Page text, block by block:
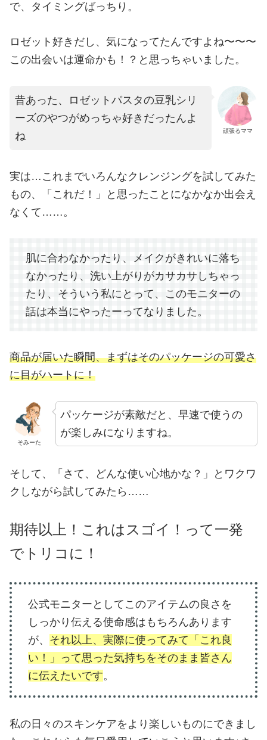
で、タイミングばっちり。
ロゼット好きだし、気になってたんですよね〜〜〜
この出会いは運命かも！？と思っちゃいました。
頑張るママ
昔あった、ロゼットパスタの豆乳シリ
ーズのやつがめっちゃ好きだったんよ
ね
実は…これまでいろんなクレンジングを試してみた
もの、「これだ！」と思ったことになかなか出会え
なくて……。
肌に合わなかったり、メイクがきれいに落ち
なかったり、洗い上がりがカサカサしちゃっ
たり、そういう私にとって、このモニターの
話は本当にやったーってなりました。
商品が届いた瞬間、まずはそのパッケージの可愛さ
に目がハートに！
そみーた
パッケージが素敵だと、早速で使うの
が楽しみになりますね。
そして、「さて、どんな使い心地かな？」とワクワ
クしながら試してみたら……
期待以上！これはスゴイ！って一発
で トリコに！
公式モニターとしてこのアイテムの良さを
しっかり伝える使命感はもちろんあります
が、 それ以上、実際に使ってみて「これ良
い！」って思った気持ちをそのまま皆さん
に伝えたいです。
私の日々のスキンケアをより楽しいものにできまし